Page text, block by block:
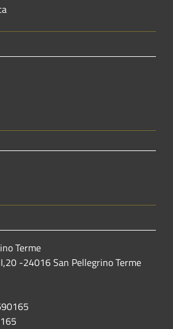
Terme
-24016 San Pellegrino Terme